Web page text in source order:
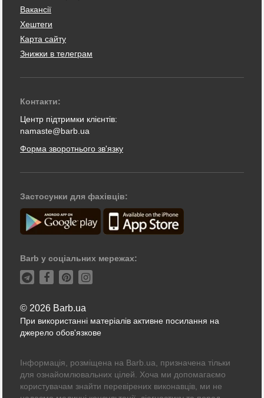
Вакансії
Хештеги
Карта сайту
Знижки в телеграм
Контакти:
Центр підтримки клієнтів:
namaste@barb.ua
Форма зворотнього зв'язку
Застосунки для фахівців:
Barb у соціальних мережах:
© 2026 Barb.ua
При використанні матеріалів активне посилання на
джерело обов'язкове
Інформація, розміщена на Barb.ua, призначена тільки
для ознайомлювальних цілей. Хоча ми допомагаємо
користувачам знайти перевірених виконавців, ми не